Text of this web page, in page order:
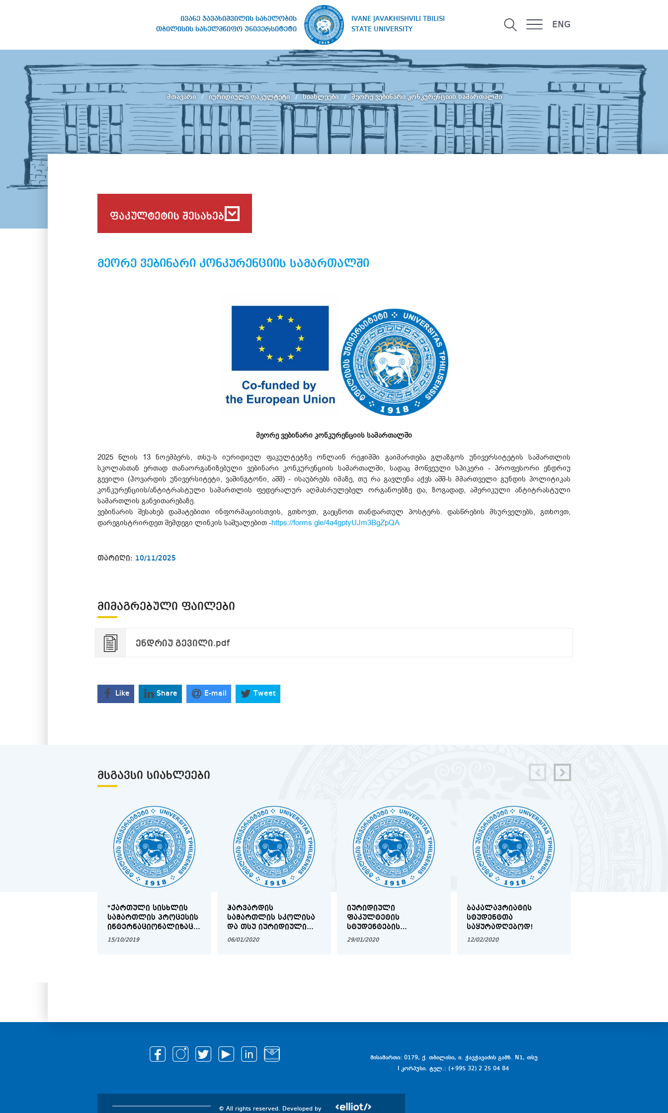
ივანე ჯავახიშვილის სახელობის
თბილისის სახელმწიფო უნივერსიტეტი
IVANE JAVAKHISHVILI TBILISI
STATE UNIVERSITY
ENG
სახელობის თბილისის
სახელმწიფო უნივერსიტეტი
მთავარი იურიდიული ფაკულტეტი სიახლეები მეორე ვებინარი კონკურენციის სამართალში
ფაკულტეტის შესახებ
მეორე ვებინარი კონკურენციის სამართალში
მეორე ვებინარი კონკურენციის სამართალში
2025 წლის 13 ნოემბერს, თსუ-ს იურიდიულ ფაკულტეტზე ონლაინ რეჟიმში გაიმართება გლაზგოს უნივერსიტეტის სამართლის
სკოლასთან ერთად თანაორგანიზებული ვებინარი კონკურენციის სამართალში, სადაც მოწვეული სპიკერი - პროფესორი ენდრიუ
გევილი (ჰოვარდის უნივერსიტეტი, ვაშინგტონი, აშშ) - ისაუბრებს იმაზე, თუ რა გავლენა აქვს აშშ-ს მმართველი გუნდის პოლიტიკას
კონკურენციის/ანტიტრასტული სამართლის ფედერალურ აღმასრულებელ ორგანოებზე და, ზოგადად, ამერიკული ანტიტრასტული
სამართლის განვითარებაზე.
ვებინარის შესახებ დამატებითი ინფორმაციისთვის, გთხოვთ, გაეცნოთ თანდართულ პოსტერს. დასწრების მსურველებს, გთხოვთ,
დარეგისტრირდეთ შემდეგი ლინკის საშუალებით -https://forms.gle/4a4gptyUJm3BgZpQA
თარიღი: 10/11/2025
ᲛᲘᲛᲐᲒᲠᲔᲑᲣᲚᲘ ᲤᲐᲘᲚᲔᲑᲘ
ენდრიუ გევილი.pdf
Like Share E-mail Tweet
ᲛᲡᲒᲐᲕᲡᲘ ᲡᲘᲐᲮᲚᲔᲔᲑᲘ
"ᲥᲐᲠᲗᲣᲚᲘ ᲡᲘᲡᲮᲚᲘᲡ
ᲡᲐᲛᲐᲠᲗᲚᲘᲡ ᲞᲠᲝᲪᲔᲡᲘᲡ
ᲘᲜᲢᲔᲠᲜᲐᲪᲘᲝᲜᲐᲚᲘᲖᲐᲪᲘᲐ
ᲓᲐ ᲔᲕᲠᲝᲞᲔᲘᲖᲐᲪᲘᲐ,
15/10/2019
ᲰᲐᲠᲕᲐᲠᲓᲘᲡ
ᲡᲐᲛᲐᲠᲗᲚᲘᲡ ᲡᲙᲝᲚᲘᲡᲐ
ᲓᲐ ᲗᲡᲣ ᲘᲣᲠᲘᲓᲘᲣᲚᲘ
ᲤᲐᲙᲣᲚᲢᲔᲢᲘᲡ
06/01/2020
ᲘᲣᲠᲘᲓᲘᲣᲚᲘ
ᲤᲐᲙᲣᲚᲢᲔᲢᲘᲡ
ᲡᲢᲣᲓᲔᲜᲢᲔᲑᲘᲡ
ᲡᲐᲧᲣᲠᲐᲓᲦᲔᲑᲝᲓ!
29/01/2020
ᲑᲐᲙᲐᲚᲐᲕᲠᲘᲐᲢᲘᲡ
ᲡᲢᲣᲓᲔᲜᲢᲗᲐ
ᲡᲐᲧᲣᲠᲐᲓᲦᲔᲑᲝᲓ!
12/02/2020
მისამართი: 0179, ქ. თბილისი, ი. ჭავჭავაძის გამზ. N1, თსუ
I კორპუსი. ტელ.: (+995 32) 2 25 04 84
© All rights reserved. Developed by